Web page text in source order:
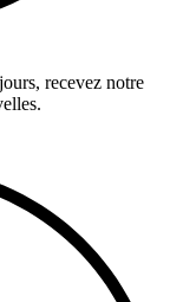
recevez notre